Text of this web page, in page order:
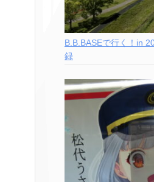
B.B.BASEで行く！in
録